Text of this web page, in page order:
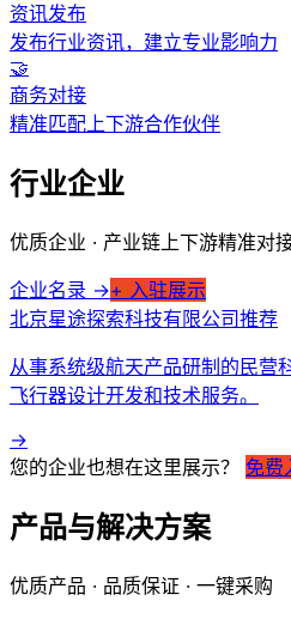
资讯发布
发布行业资讯，建立专业影响力
🤝
商务对接
精准匹配上下游合作伙伴
行业企业
优质企业 · 产业链上下游精准对
企业名录 →+ 入驻展示
北京星途探索科技有限公司推荐
从事系统级航天产品研制的民营
飞行器设计开发和技术服务。
→
您的企业也想在这里展示？
免费
产品与解决方案
优质产品 · 品质保证 · 一键采购